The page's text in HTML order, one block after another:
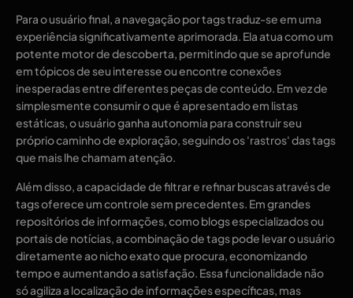
Para o usuário final, a navegação por tags traduz-se em uma
experiência significativamente aprimorada. Ela atua como um
potente motor de descoberta, permitindo que se aprofunde
em tópicos de seu interesse ou encontre conexões
inesperadas entre diferentes peças de conteúdo. Em vez de
simplesmente consumir o que é apresentado em listas
estáticas, o usuário ganha autonomia para construir seu
próprio caminho de exploração, seguindo os 'rastros' das tags
que mais lhe chamam atenção.
Além disso, a capacidade de filtrar e refinar buscas através de
tags oferece um controle sem precedentes. Em grandes
repositórios de informações, como blogs especializados ou
portais de notícias, a combinação de tags pode levar o usuário
diretamente ao nicho exato que procura, economizando
tempo e aumentando a satisfação. Essa funcionalidade não
só agiliza a localização de informações específicas, mas